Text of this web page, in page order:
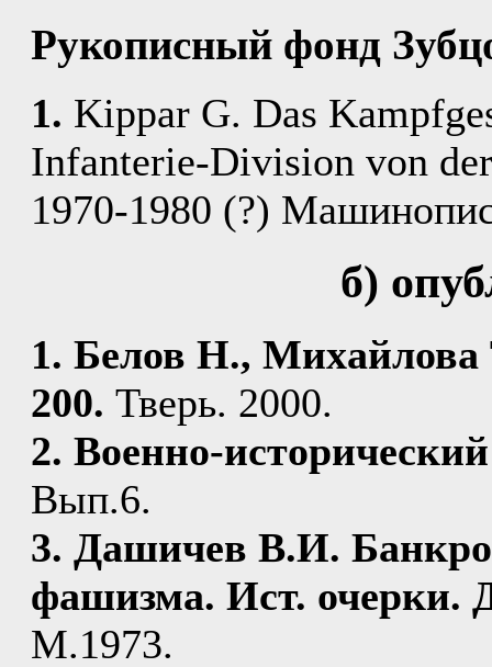
Рукописный фонд
1. Kippar G. Das
Infanterie-Division von
1970-1980 (?)
б)
1. Белов Н., Михайлова
200. Тверь. 2000.
2. Военно-
Вып.6.
3. Дашичев В.И.
фашизма. Ист. очерки.
М.1973.